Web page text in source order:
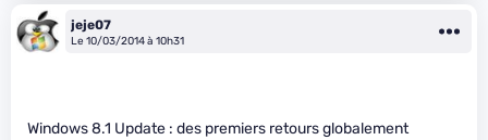
jeje07
Le 10/03/2014 à 10h31
Windows 8.1 Update : des premiers retours globalement